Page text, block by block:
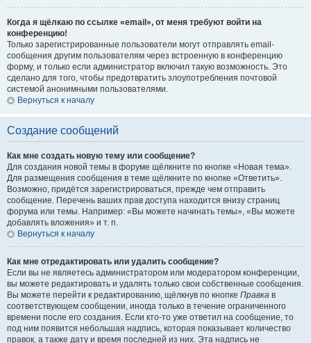
Когда я щёлкаю по ссылке «email», от меня требуют войти на
конференцию!
Только зарегистрированные пользователи могут отправлять email-
сообщения другим пользователям через встроенную в конференцию
форму, и только если администратор включил такую возможность. Это
сделано для того, чтобы предотвратить злоупотребления почтовой
системой анонимными пользователями.
Вернуться к началу
Создание сообщений
Как мне создать новую тему или сообщение?
Для создания новой темы в форуме щёлкните по кнопке «Новая тема».
Для размещения сообщения в теме щёлкните по кнопке «Ответить».
Возможно, придётся зарегистрироваться, прежде чем отправить
сообщение. Перечень ваших прав доступа находится внизу страниц
форума или темы. Например: «Вы можете начинать темы», «Вы можете
добавлять вложения» и т. п.
Вернуться к началу
Как мне отредактировать или удалить сообщение?
Если вы не являетесь администратором или модератором конференции,
вы можете редактировать и удалять только свои собственные сообщения.
Вы можете перейти к редактированию, щёлкнув по кнопке Правка в
соответствующем сообщении, иногда только в течение ограниченного
времени после его создания. Если кто-то уже ответил на сообщение, то
под ним появится небольшая надпись, которая показывает количество
правок, а также дату и время последней из них. Эта надпись не